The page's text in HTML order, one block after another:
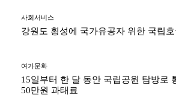
사회서비스
강원도 횡성에 국가유공자 위한 국립
여가문화
15일부터 한 달 동안 국립공원 탐방로
50만원 과태료